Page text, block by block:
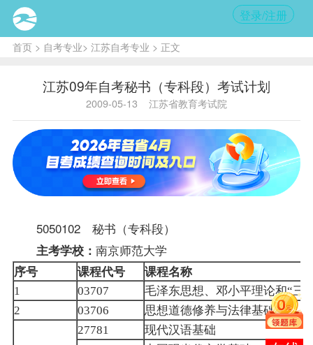
登录/注册
首页> 自考专业> 江苏自考专业 > 正文
江苏09年自考秘书（专科段）考试计划
2009-05-13 江苏省教育考试院
5050102 秘书（专科段）
主考学校： 南京师范大学
序号 课程代号 课程名称
1 03707 毛泽东思想、邓小平理论和“三
2 03706 思想道德修养与法律基础
27781 现代汉语基础